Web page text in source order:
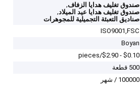
صندوق تغليف هدايا الزفاف,
صندوق تغليف هدايا عيد الميلاد,
صناديق التعبئة التجميلية للمجوهرات
ISO9001,‌FSC
Boyan
$0.10 - $2.90/pieces
500 قطعة
100000 / شهر